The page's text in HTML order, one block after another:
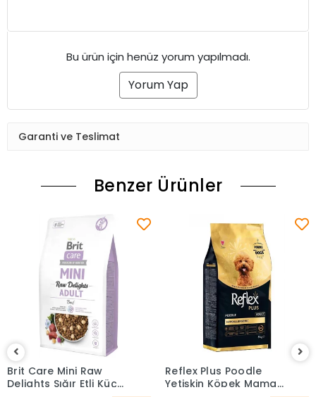
Bu ürün için henüz yorum yapılmadı.
Yorum Yap
Garanti ve Teslimat
Benzer Ürünler
Brit Care Mini Raw
Delights Sığır Etli Küçük
Reflex Plus Poodle
Yetişkin Köpek Maması